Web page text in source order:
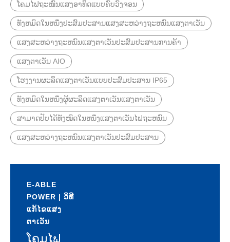
ໂຄມໄຟຖະໜົນແສງອາທິດແບບຄົບວົງຈອນ
ທັງຫມົດໃນຫນຶ່ງປະສົມປະສານແສງສະຫວ່າງຖະຫນົນແສງຕາເວັນ
ແສງສະຫວ່າງຖະຫນົນແສງຕາເວັນປະສົມປະສານການຄ້າ
ແສງຕາເວັນ AIO
ໂຮງງານຜະລິດແສງຕາເວັນແບບປະສົມປະສານ IP65
ທັງ​ຫມົດ​ໃນ​ຫນຶ່ງ​ຜູ້​ຜະ​ລິດ​ແສງ​ຕາ​ເວັນ​ແສງ​ຕາ​ເວັນ​
ສາມາດປັບໄດ້ທັງໝົດໃນຫນຶ່ງແສງຕາເວັນໄຟຖະຫນົນ
ແສງສະຫວ່າງຖະຫນົນແສງຕາເວັນປະສົມປະສານ
E-ABLE
POWER | ວິທີ
ແກ້ໄຂແສງ
ຕາເວັນ
ໂຄມໄຟ